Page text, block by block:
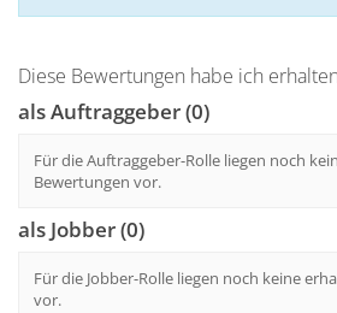
Diese Bewertungen habe ich
als Auftraggeber (0)
Für die Auftraggeber-Rolle liegen noch
Bewertungen vor.
als Jobber (0)
Für die Jobber-Rolle liegen noch keine
vor.